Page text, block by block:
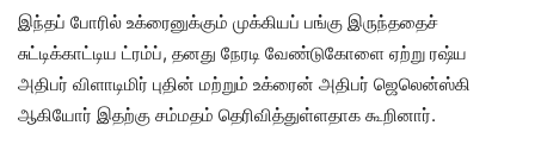
இந்தப் போரில் உக்ரைனுக்கும் முக்கியப் பங்கு இருந்ததைச்
சுட்டிக்காட்டிய ட்ரம்ப், தனது நேரடி வேண்டுகோளை ஏற்று ரஷ்ய
அதிபர் விளாடிமிர் புதின் மற்றும் உக்ரைன் அதிபர் ஜெலென்ஸ்கி
ஆகியோர் இதற்கு சம்மதம் தெரிவித்துள்ளதாக கூறினார்.